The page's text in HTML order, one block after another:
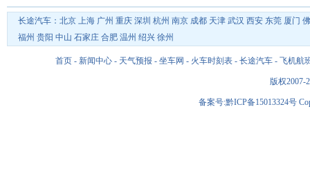
长途汽车： 北京 上海 广州 重庆 深圳 杭州 南京 成都 天津 武汉 西安 东莞 厦门
福州 贵阳 中山 石家庄 合肥 温州 绍兴 徐州
首页- 新闻中心- 天气预报 - 坐车网 - 火车时刻表- 长途汽车- 飞机航
版权2007-
备案号:黔ICP备15013324号